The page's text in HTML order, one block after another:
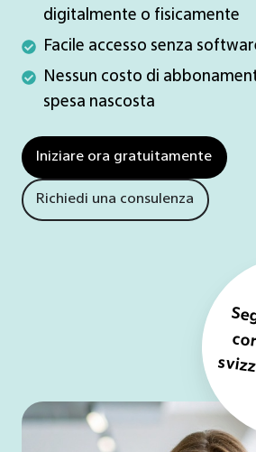
digitalmente o fisicamente
tutti
i
destinatari:
fisicamente
Facile accesso senza
Facile
accesso
senza
aggiuntivo
Nessun costo di
spesa nascosta
Nessun
costo
abbonamento,
nessuna
spesa
Iniziare ora gratuitamente
Richiedi una consulenza